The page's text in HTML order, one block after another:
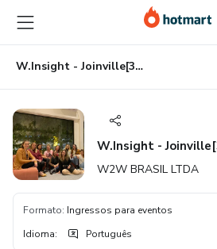
para
o
conteúdo
principal
para
o
pagamento
para
o
rodapé
W.Insight - Joinville[30/08/2023]
W.Insight -
W2W BRASIL LTDA
Formato: Ingressos para eventos
Idioma: Português